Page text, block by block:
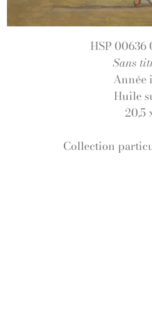
HSP
Sans
Année
Huile
20,5
Collection